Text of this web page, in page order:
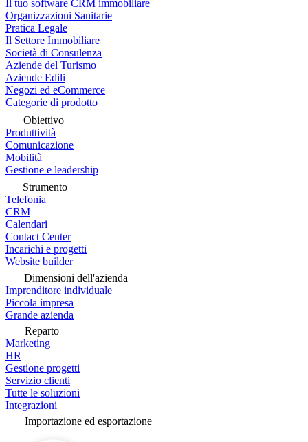
Il tuo software CRM immobiliare
Organizzazioni Sanitarie
Pratica Legale
Il Settore Immobiliare
Società di Consulenza
Aziende del Turismo
Aziende Edili
Negozi ed eCommerce
Categorie di prodotto
Obiettivo
Produttività
Comunicazione
Mobilità
Gestione e leadership
Strumento
Telefonia
CRM
Calendari
Contact Center
Incarichi e progetti
Website builder
Dimensioni dell'azienda
Imprenditore individuale
Piccola impresa
Grande azienda
Reparto
Marketing
HR
Gestione progetti
Servizio clienti
Tutte le soluzioni
Integrazioni
Importazione ed esportazione